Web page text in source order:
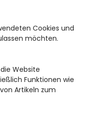
Cookies und
möchten.
Website
Funktionen wie
Artikeln zum